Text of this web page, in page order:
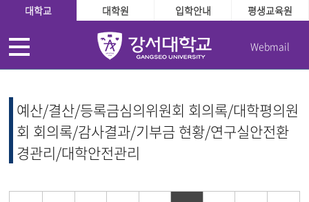
대학교 대학원 입학안내 평생교육원
Webmail
예산/결산/등록금심의위원회 회의록/대학평의원
회 회의록/감사결과/기부금 현황/연구실안전환
경관리/대학안전관리